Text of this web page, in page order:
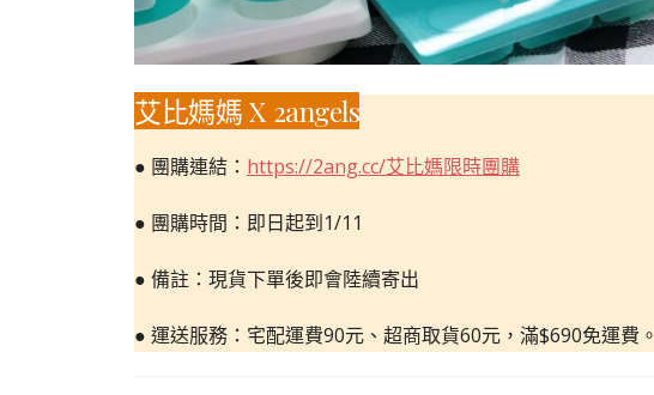
艾比媽媽 X 2angels
● 團購連結： https://2ang.cc/艾比媽限時團購
● 團購時間：即日起到1/11
● 備註：現貨下單後即會陸續寄出
● 運送服務：宅配運費90元、超商取貨60元，滿$690免運費。